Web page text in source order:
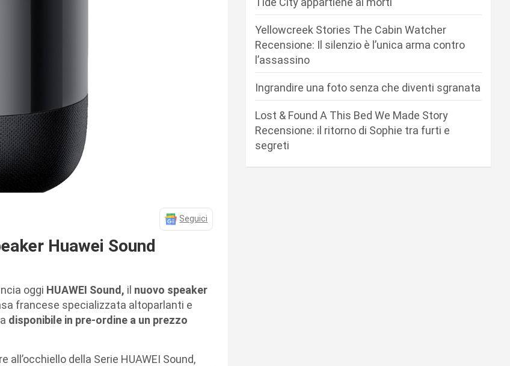
Seguici
Huawei Sound
oggi HUAWEI Sound, il nuovo speaker
francese specializzata altoparlanti e
disponibile in pre-ordine a un prezzo
all’occhiello della Serie HUAWEI Sound,
Yellowcreek Stories The Cabin Watcher
Recensione: Il silenzio è l’unica arma contro
l’assassino
Ingrandire una foto senza che diventi sgranata
Lost & Found A This Bed We Made Story
Recensione: il ritorno di Sophie tra furti e
segreti